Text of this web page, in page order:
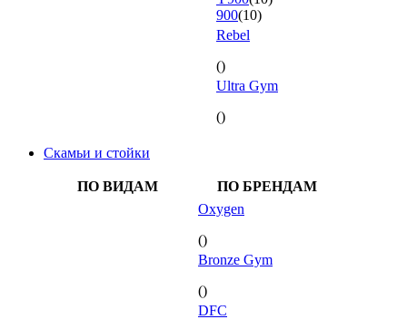
900(10)
Rebel
()
Ultra Gym
()
Скамьи и стойки
ПО ВИДАМ ПО БРЕНДАМ
Oxygen
()
Bronze Gym
()
DFC